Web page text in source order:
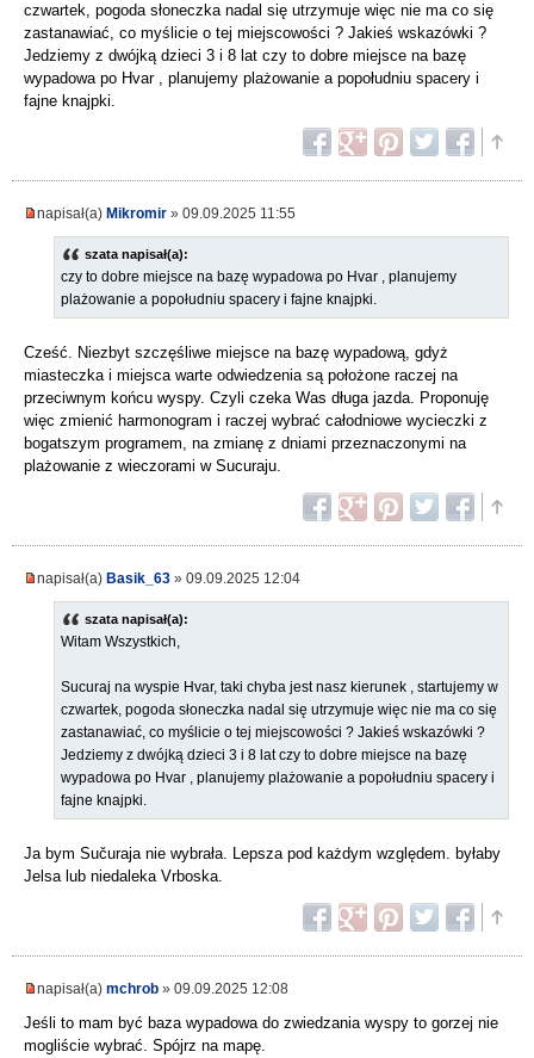
czwartek, pogoda słoneczka nadal się utrzymuje więc nie ma co się
zastanawiać, co myślicie o tej miejscowości ? Jakieś wskazówki ?
Jedziemy z dwójką dzieci 3 i 8 lat czy to dobre miejsce na bazę
wypadowa po Hvar , planujemy plażowanie a popołudniu spacery i
fajne knajpki.
napisał(a) Mikromir » 09.09.2025 11:55
szata napisał(a):
czy to dobre miejsce na bazę wypadowa po Hvar , planujemy
plażowanie a popołudniu spacery i fajne knajpki.
Cześć. Niezbyt szczęśliwe miejsce na bazę wypadową, gdyż
miasteczka i miejsca warte odwiedzenia są położone raczej na
przeciwnym końcu wyspy. Czyli czeka Was długa jazda. Proponuję
więc zmienić harmonogram i raczej wybrać całodniowe wycieczki z
bogatszym programem, na zmianę z dniami przeznaczonymi na
plażowanie z wieczorami w Sucuraju.
napisał(a) Basik_63 » 09.09.2025 12:04
szata napisał(a):
Witam Wszystkich,
Sucuraj na wyspie Hvar, taki chyba jest nasz kierunek , startujemy w
czwartek, pogoda słoneczka nadal się utrzymuje więc nie ma co się
zastanawiać, co myślicie o tej miejscowości ? Jakieś wskazówki ?
Jedziemy z dwójką dzieci 3 i 8 lat czy to dobre miejsce na bazę
wypadowa po Hvar , planujemy plażowanie a popołudniu spacery i
fajne knajpki.
Ja bym Sučuraja nie wybrała. Lepsza pod każdym względem. byłaby
Jelsa lub niedaleka Vrboska.
napisał(a) mchrob » 09.09.2025 12:08
Jeśli to mam być baza wypadowa do zwiedzania wyspy to gorzej nie
mogliście wybrać. Spójrz na mapę.